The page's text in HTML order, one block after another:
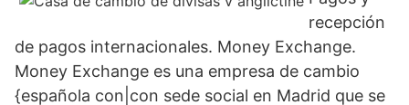
recepción
de pagos internacionales. Money Exchange.
Money Exchange es una empresa de cambio
{española con|con sede social en Madrid que se